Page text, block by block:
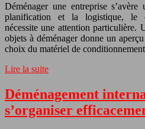
Déménager une entreprise
planification et la logistique, le
nécessite une attention particulière.
objets à déménager donne un
choix du matériel de
Lire la suite
Déménagement
s’organiser